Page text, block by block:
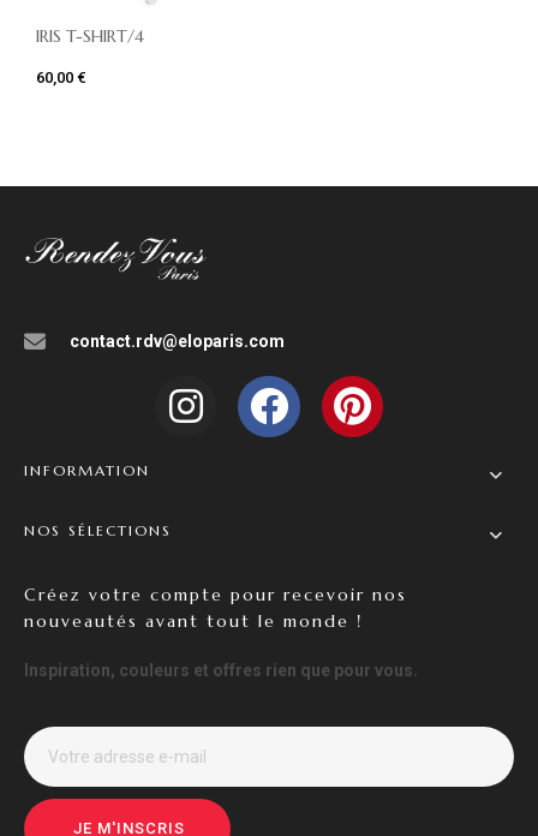
IRIS T-SHIRT/4
60,00 €
contact.rdv@eloparis.com
INFORMATION
NOS SÉLECTIONS
Créez votre compte pour recevoir nos
nouveautés avant tout le monde !
Inspiration, couleurs et offres rien que pour vous.
JE M'INSCRIS